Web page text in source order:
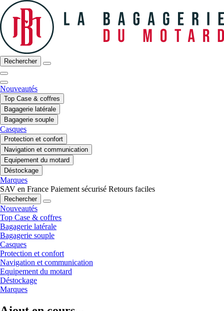
Rechercher
Nouveautés
Top Case & coffres
Bagagerie latérale
Bagagerie souple
Casques
Protection et confort
Navigation et communication
Equipement du motard
Déstockage
Marques
SAV en France Paiement sécurisé Retours faciles
Rechercher
Nouveautés
Top Case & coffres
Bagagerie latérale
Bagagerie souple
Casques
Protection et confort
Navigation et communication
Equipement du motard
Déstockage
Marques